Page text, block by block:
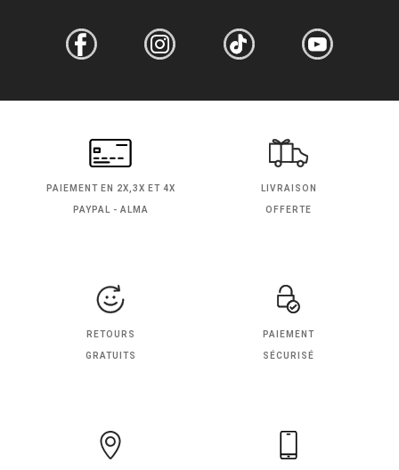
PAIEMENT EN 2X,3X ET 4X
PAYPAL - ALMA
LIVRAISON
OFFERTE
RETOURS
GRATUITS
PAIEMENT
SÉCURISÉ